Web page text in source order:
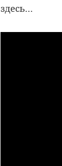
здесь…